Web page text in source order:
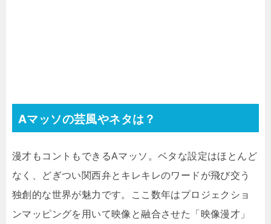
Aマッソの芸風やネタは？
漫才もコントもできるAマッソ。ベタな設定はほとんど
なく、どぎつい関西弁とキレキレのワードが飛び交う
独創的な世界が魅力です。ここ数年はプロジェクショ
ンマッピングを用いて映像と融合させた「映像漫才」